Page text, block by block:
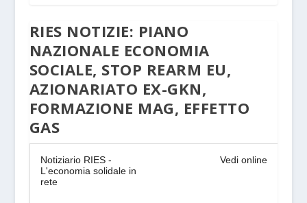
RIES NOTIZIE: PIANO
NAZIONALE ECONOMIA
SOCIALE, STOP REARM EU,
AZIONARIATO EX-GKN,
FORMAZIONE MAG, EFFETTO
GAS